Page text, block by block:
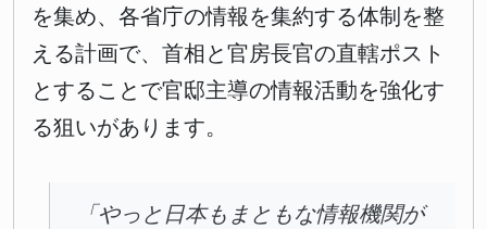
を集め、各省庁の情報を集約する体制を整
える計画で、首相と官房長官の直轄ポスト
とすることで官邸主導の情報活動を強化す
る狙いがあります。
「やっと日本もまともな情報機関が